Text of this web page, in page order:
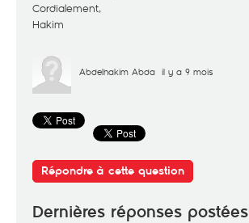
Cordialement,
Hakim
Abdelhakim Abda il y a 9 mois
Répondre à cette question
Dernières réponses postées